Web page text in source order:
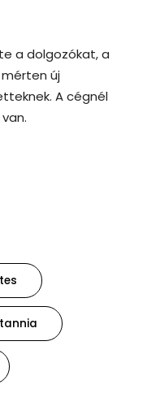
a dolgozókat, a
új
A cégnél